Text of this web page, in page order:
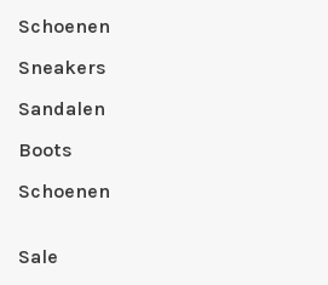
Schoenen
Sneakers
Sandalen
Boots
Schoenen
Sale